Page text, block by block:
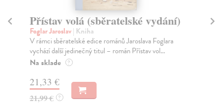
Přístav volá (sběratelské vydání)
Foglar Jaroslav| Kniha
V rámci sběratelské edice románů Jaroslava Foglara
vychází další jedinečný titul – román Přístav vol...
Na sklade ?
21,33 €
21,99 € ?